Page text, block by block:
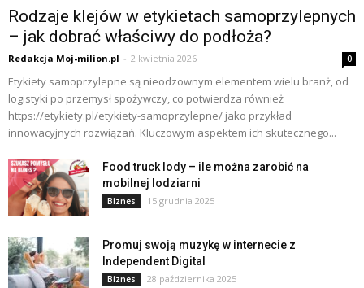
Rodzaje klejów w etykietach samoprzylepnych
– jak dobrać właściwy do podłoża?
Redakcja Moj-milion.pl - 2 kwietnia 2026 0
Etykiety samoprzylepne są nieodzownym elementem wielu branż, od
logistyki po przemysł spożywczy, co potwierdza również
https://etykiety.pl/etykiety-samoprzylepne/ jako przykład
innowacyjnych rozwiązań. Kluczowym aspektem ich skutecznego...
Food truck lody – ile można zarobić na
mobilnej lodziarni
Biznes 15 grudnia 2025
Promuj swoją muzykę w internecie z
Independent Digital
Biznes 28 października 2025